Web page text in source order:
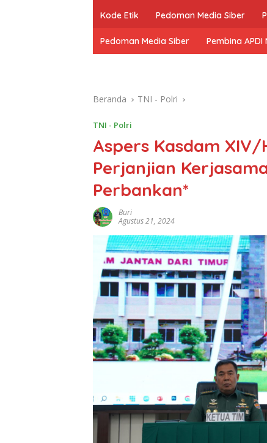
Kode Etik Pedoman Media Siber
Pedoman Media Siber Pembina
Beranda TNI - Polri
TNI - Polri
Aspers Kasdam XIV/
Perjanjian
Perbankan*
Buri
Agustus 21, 2024